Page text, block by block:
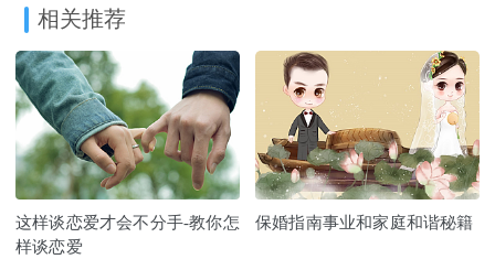
相关推荐
这样谈恋爱才会不分手-教你怎
样谈恋爱
保婚指南事业和家庭和谐秘籍